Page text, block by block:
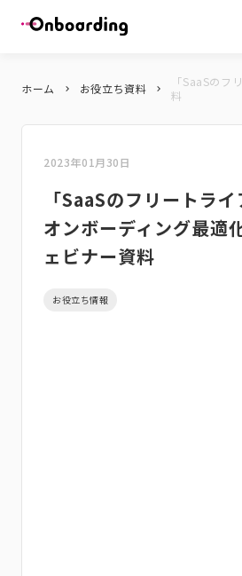
ホーム keyboard_arrow_right お役立ち資料 keyboard_arrow_right
「SaaSのフ
料
2023年01月30日
「SaaSのフリートラ
オンボーディング最適
ェビナー資料
お役立ち情報